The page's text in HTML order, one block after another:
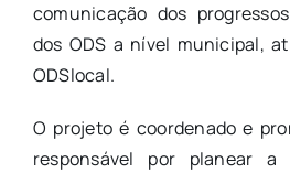
comunicação dos
dos ODS a nível municipal,
ODSlocal.
O projeto é coordenado e
responsável por planear a